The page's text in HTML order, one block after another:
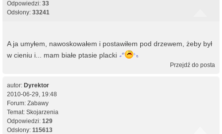
Odpowiedzi: 33
Odsłony: 33241
A ja umyłem, nawoskowałem i postawiłem pod drzewem, żeby był
w cieniu i... mam białe ptasie placki
Przejdź do posta
autor: Dyrektor
2010-06-29, 19:48
Forum: Zabawy
Temat: Skojarzenia
Odpowiedzi: 129
Odsłony: 115613